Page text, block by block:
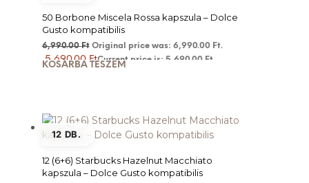
50 Borbone Miscela Rossa kapszula – Dolce
Gusto kompatibilis
6,990.00Ft Original price was: 6,990.00 Ft.
5,690.00 FtCurrent price is: 5,690.00 Ft.
KOSÁRBA TESZEM
12 DB.
12 (6+6) Starbucks Hazelnut Macchiato
kapszula – Dolce Gusto kompatibilis